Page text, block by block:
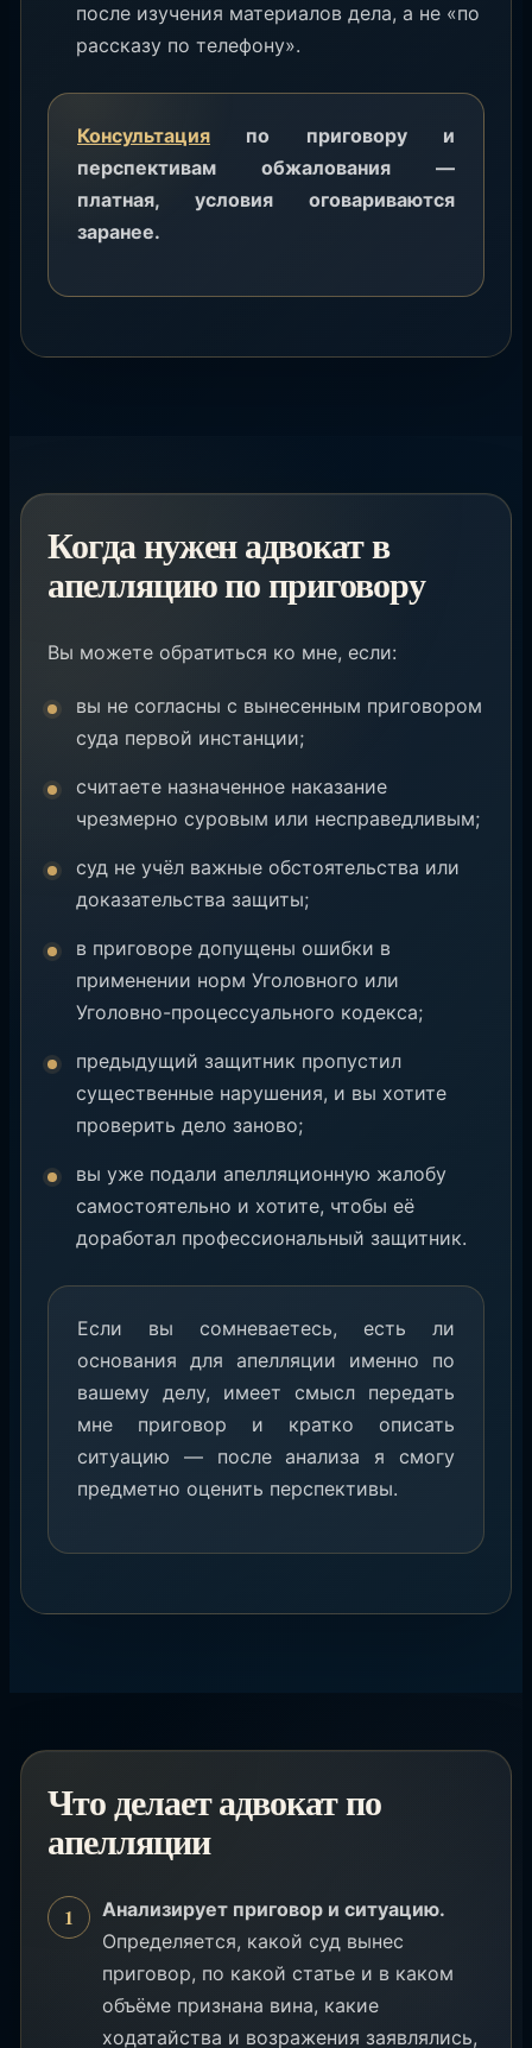
после изучения материалов дела, а не «по
рассказу по телефону».
Консультация по приговору и
перспективам обжалования —
платная, условия оговариваются
заранее.
Когда нужен адвокат в
апелляцию по приговору
Вы можете обратиться ко мне, если:
вы не согласны с вынесенным приговором
суда первой инстанции;
считаете назначенное наказание
чрезмерно суровым или несправедливым;
суд не учёл важные обстоятельства или
доказательства защиты;
в приговоре допущены ошибки в
применении норм Уголовного или
Уголовно-процессуального кодекса;
предыдущий защитник пропустил
существенные нарушения, и вы хотите
проверить дело заново;
вы уже подали апелляционную жалобу
самостоятельно и хотите, чтобы её
доработал профессиональный защитник.
Если вы сомневаетесь, есть ли
основания для апелляции именно по
вашему делу, имеет смысл передать
мне приговор и кратко описать
ситуацию — после анализа я смогу
предметно оценить перспективы.
Что делает адвокат по
апелляции
Анализирует приговор и ситуацию.
Определяется, какой суд вынес
приговор, по какой статье и в каком
объёме признана вина, какие
ходатайства и возражения заявлялись,